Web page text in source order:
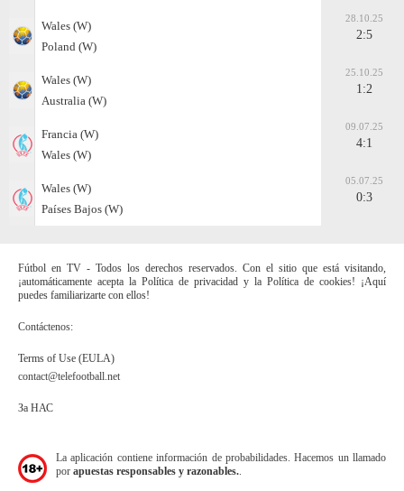
Wales (W)
Poland (W)
28.10.25
2:5
Wales (W)
Australia (W)
25.10.25
1:2
Francia (W)
Wales (W)
09.07.25
4:1
Wales (W)
Países Bajos (W)
05.07.25
0:3
Fútbol en TV - Todos los derechos reservados. Con el sitio que está visitando,
¡automáticamente acepta la Política de privacidad y la Política de cookies! ¡Aquí
puedes familiarizarte con ellos!
Contáctenos:
Terms of Use (EULA)
contact@telefootball.net
За НАС
La aplicación contiene información de probabilidades. Hacemos un llamado
por apuestas responsables y razonables.